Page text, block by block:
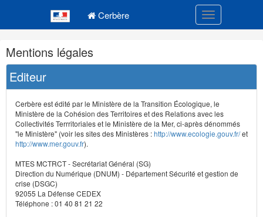
Cerbère Toggle
Navigation
et
outils
annexes
Mentions légales
Editeur
Cerbère est édité par le Ministère de la Transition Écologique, le
Ministère de la Cohésion des Territoires et des Relations avec les
Collectivités Terrritoriales et le Ministère de la Mer, ci-après dénommés
"le Ministère" (voir les sites des Ministères :http://www.ecologie.gouv.fr/et
http://www.mer.gouv.fr).
MTES MCTRCT - Secrétariat Général (SG)
Direction du Numérique (DNUM) - Département Sécurité et gestion de
crise (DSGC)
92055 La Défense CEDEX
Téléphone : 01 40 81 21 22